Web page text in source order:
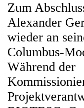
Zum
Alexander
wieder an
Columbus-
Während der